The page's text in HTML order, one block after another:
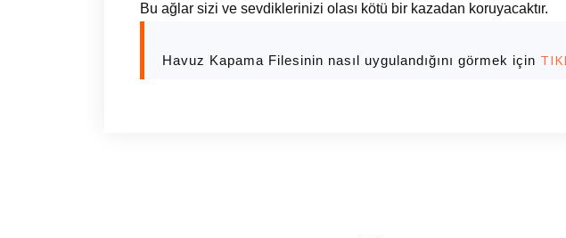
Bu ağlar sizi ve sevdiklerinizi olası kötü bir kazadan koruyacaktır.
Havuz Kapama Filesinin nasıl uygulandığını görmek için